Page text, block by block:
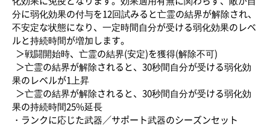
分に弱化効果の付与を12回試みると亡霊の結界が解除され、
不安定な状態になり、一定時間自分が受ける弱化効果のレベ
ルと持続時間が増加します。
＞戦闘開始時、亡霊の結界(安定)を獲得(解除不可)
＞亡霊の結界が解除されると、30秒間自分が受ける弱化効
果のレベルが1上昇
＞亡霊の結界が解除されると、30秒間自分が受ける弱化効
果の持続時間25%延長
・ランクに応じた武器／サポート武器のシーズンセット